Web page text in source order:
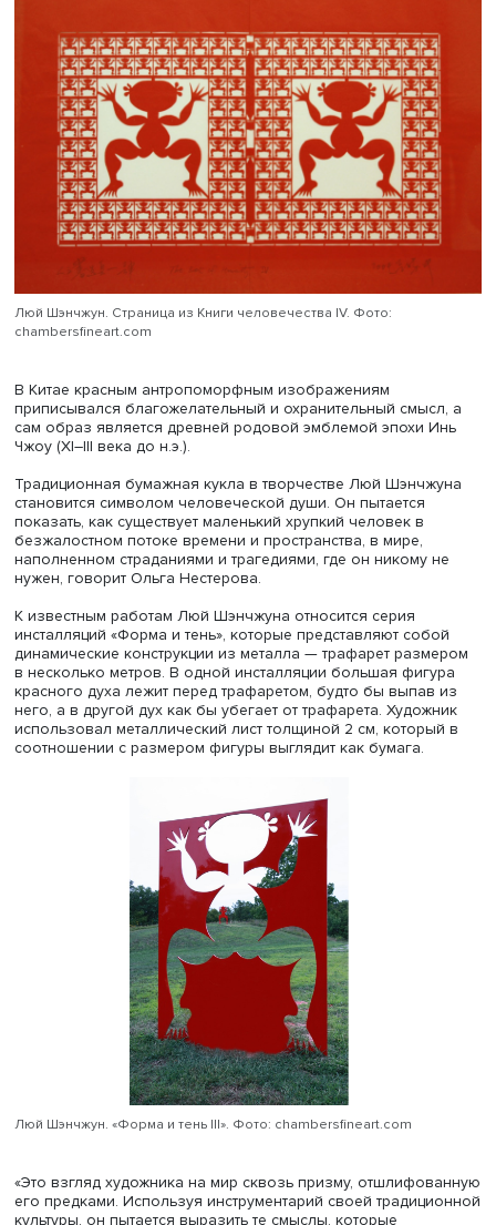
репрезентация мифологических образов. Какое-то
Китае изучение вырезания из бумаги было модным
направлением — написано много диссертаций о его
в разных стилях и регионах, делится профессор.
Люй Шэнчжун — представитель другого направления,
использующий ту же технику вырезания из бумаги. (
Шэнчжун имеет прямое отношение к традиционному
няньхуа — лубочной китайской картинки. —Ред.).
художественное училище, он стал черпать идеи у
мастеров Северо-Западного Китая. Именно там Люй
нашел образ красного человека, ставший одной из
деталей его творчества.
Люй Шэнчжун. Страница из Книги человечества IV. Фото:
chambersfineart.com
приписывался благожелательный и охранительный
сам образ является древней родовой эмблемой эпохи
Чжоу (XI–III века до н.э.).
Традиционная бумажная кукла в творчестве Люй
становится символом человеческой души. Он пытается
показать, как существует маленький хрупкий человек в
безжалостном потоке времени и пространства, в мире,
наполненном страданиями и трагедиями, где он
нужен, говорит Ольга Нестерова.
К известным работам Люй Шэнчжуна относится серия
инсталляций «Форма и тень», которые представляют
динамические конструкции из металла — трафарет
в несколько метров. В одной инсталляции большая
красного духа лежит перед трафаретом, будто бы
использовал металлический лист толщиной 2 см,
соотношении с размером фигуры выглядит как бумага.